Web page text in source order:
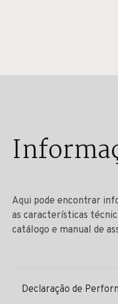
Aqui pode encontrar
as características
catálogo e manual de
Declaração de